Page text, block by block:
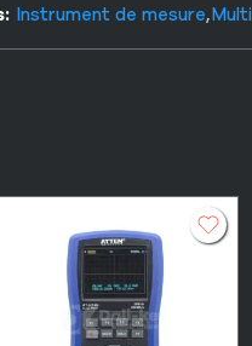
Instrument de mesure,